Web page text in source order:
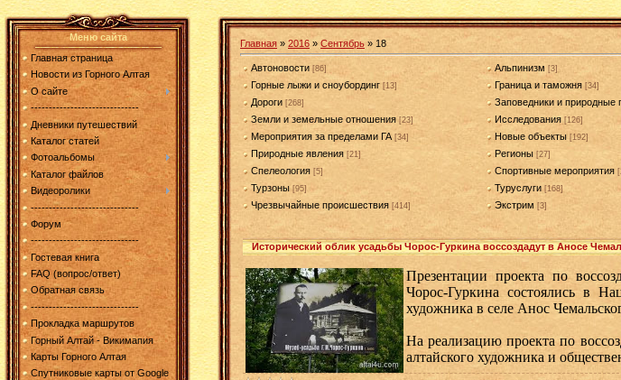
Меню сайта
Главная страница
Новости из Горного Алтая
О сайте
------------------------------
Дневники путешествий
Каталог статей
Фотоальбомы
Каталог файлов
Видеоролики
------------------------------
Форум
------------------------------
Гостевая книга
FAQ (вопрос/ответ)
Обратная связь
------------------------------
Прокладка маршрутов
Горный Алтай - Викимапия
Карты Горного Алтая
Спутниковые карты от Google
Главная » 2016 » Сентябрь » 18
Автоновости [86] Альпинизм [3]
Горные лыжи и сноубординг [13] Граница и таможня [34]
Дороги [268] Заповедники и природные
Земли и земельные отношения [23] Исследования [126]
Мероприятия за пределами ГА [34] Новые объекты [192]
Природные явления [21] Регионы [27]
Спелеология [5] Спортивные мероприятия
Турзоны [95] Туруслуги [168]
Чрезвычайные происшествия [414] Экстрим [3]
Исторический облик усадьбы Чорос-Гуркина воссоздадут в Аносе
Презентации проекта по
Чорос-Гуркина состоялись в
художника в селе Анос
На реализацию проекта по
алтайского художника и